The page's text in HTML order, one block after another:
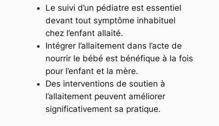
Le suivi d’un pédiatre est essentiel
devant tout symptôme inhabituel
chez l’enfant allaité.
Intégrer l’allaitement dans l’acte de
nourrir le bébé est bénéfique à la fois
pour l’enfant et la mère.
Des interventions de soutien à
l’allaitement peuvent améliorer
significativement sa pratique.